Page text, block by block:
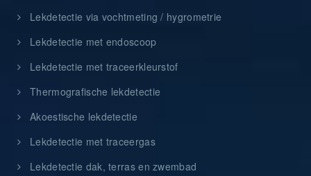
Lekdetectie via vochtmeting / hygrometrie
Lekdetectie met endoscoop
Lekdetectie met traceerkleurstof
Thermografische lekdetectie
Akoestische lekdetectie
Lekdetectie met traceergas
Lekdetectie dak, terras en zwembad